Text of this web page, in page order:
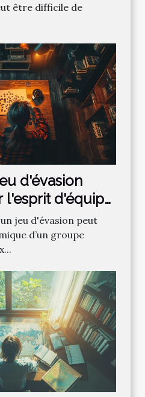
être difficile de
d'évasion
d'équipe
jeu d'évasion peut
d’un groupe